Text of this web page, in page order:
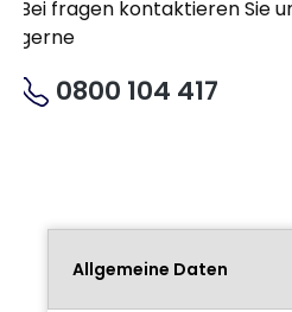
Bei fragen kontaktieren Sie
gerne
0800 104 417
Allgemeine Daten